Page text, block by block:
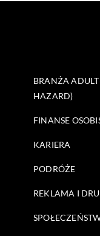
BRANŻA
HAZARD)
FINANSE
KARIERA
PODRÓŻE
REKLAMA I